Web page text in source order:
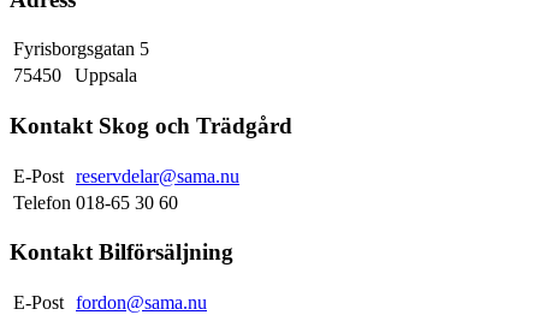
Fyrisborgsgatan 5
75450
Uppsala
Kontakt Skog och Trädgård
E-Post reservdelar@sama.nu
Telefon 018-65 30 60
Kontakt Bilförsäljning
E-Post fordon@sama.nu